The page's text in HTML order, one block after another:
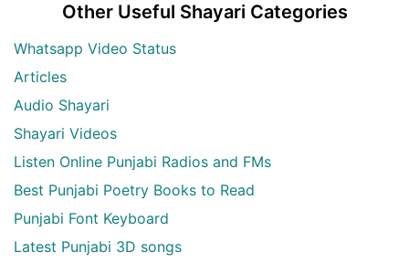
Other Useful Shayari Categories
Whatsapp Video Status
Articles
Audio Shayari
Shayari Videos
Listen Online Punjabi Radios and FMs
Best Punjabi Poetry Books to Read
Punjabi Font Keyboard
Latest Punjabi 3D songs